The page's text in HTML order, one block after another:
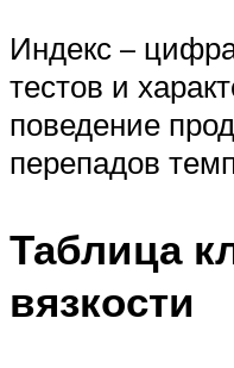
Индекс –
тестов и
поведение
перепадов
Таблица
вязкости